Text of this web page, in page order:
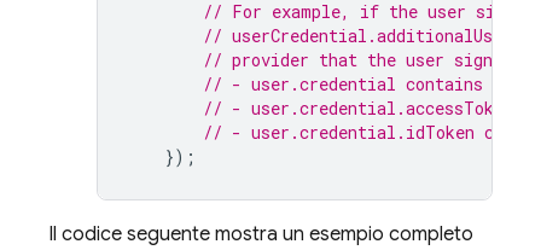
// For example, if the user
//
// provider that the user signed
// - user.credential contains the
// - user.credential.accessToken
// - user.credential.idToken
});
Il codice seguente mostra un esempio completo